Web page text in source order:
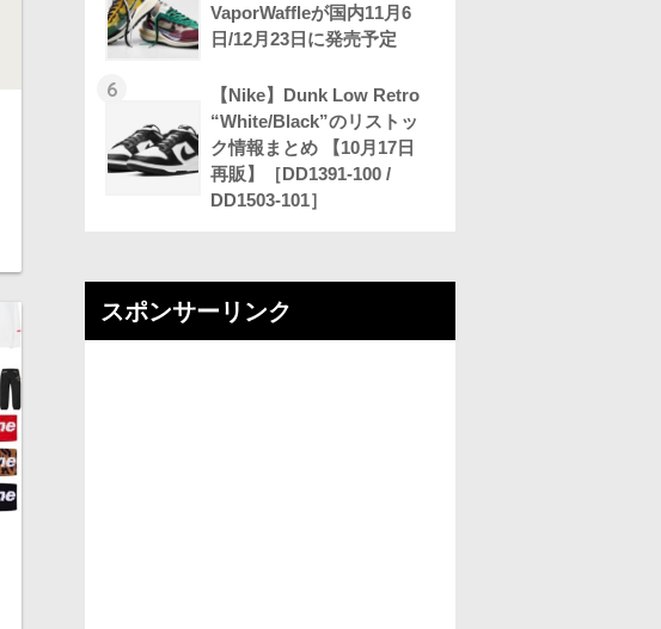
VaporWaffleが国内11月6
日/12月23日に発売予定
6
【Nike】Dunk Low Retro
“White/Black”のリストッ
ク情報まとめ 【10月17日
再販】［DD1391-100 /
DD1503-101］
スポンサーリンク